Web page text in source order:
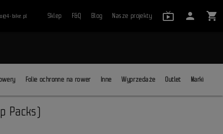
bike.pl Sklep F&Q Blog Nasze projekty live_tv_24
person shopping_cart
Folie ochronne na rower Inne Wyprzedaże Outlet Marki
Packs)